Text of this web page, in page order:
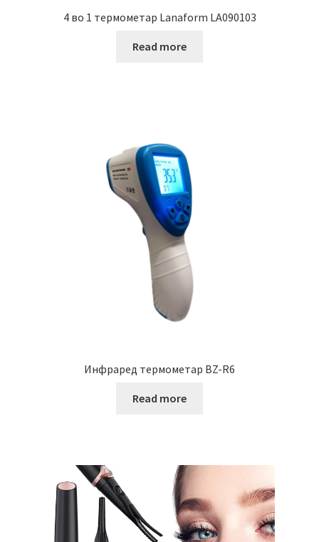
4 во 1 термометар Lanaform LA090103
Read more
Инфраред термометар BZ-R6
Read more